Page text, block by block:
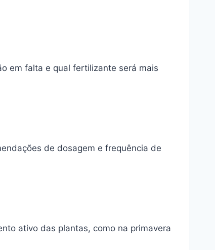
em falta e qual fertilizante será mais
de dosagem e frequência de
ativo das plantas, como na primavera